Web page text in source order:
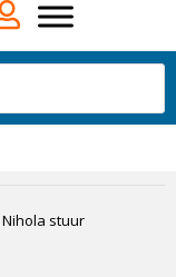
Nihola stuur